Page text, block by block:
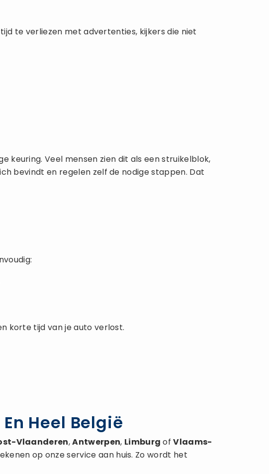
te verliezen met advertenties, kijkers die niet
keuring. Veel mensen zien dit als een struikelblok,
bevindt en regelen zelf de nodige stappen. Dat
korte tijd van je auto verlost.
Heel België
Vlaanderen,Antwerpen, Limburg ofVlaams-
op onze service aan huis. Zo wordt het